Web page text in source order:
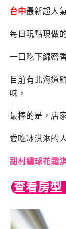
台中最新超人
每日現點現做
一口吃下綿密
目前有北海道
味，
最棒的是，店
愛吃冰淇淋的
甜村繡球花霜
查看房型